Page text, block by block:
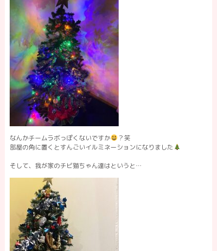
なんかチームラボっぽくないですか
？笑
部屋の角に置くとすんごいイルミネーションになりました
そして、我が家のチビ猫ちゃん達はというと…